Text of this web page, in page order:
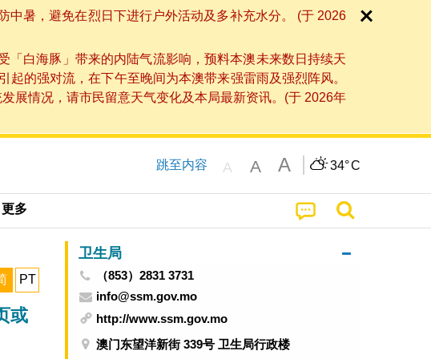
暑，避免在烈日下进行户外活动及多补充水分。 (于 2026
白海豚」带来的内陆气流影响，预料本澳未来数日持续天
的强对流，在下午至晚间为本澳带来强雷雨及强烈阵风。
展情况，请市民留意天气变化及本局最新资讯。(于 2026年
跳至内容 A A A 34°C
更多
PT
或
卫生局
（853）2831 3731
info@ssm.gov.mo
http://www.ssm.gov.mo
澳门东望洋新街 339号 卫生局行政楼